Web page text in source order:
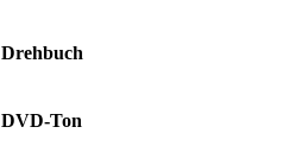
Drehbuch
DVD-Ton